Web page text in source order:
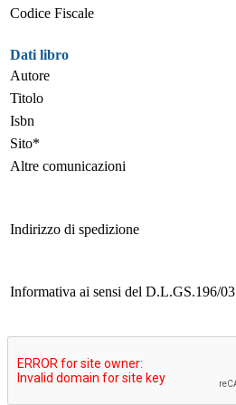
Codice Fiscale
Dati libro
Autore
Titolo
Isbn
Sito*
Altre comunicazioni
Indirizzo di spedizione
Informativa ai sensi del D.L.GS.196/03